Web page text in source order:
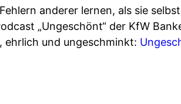
anderer lernen, als sie
„Ungeschönt“ der KfW
und ungeschminkt: